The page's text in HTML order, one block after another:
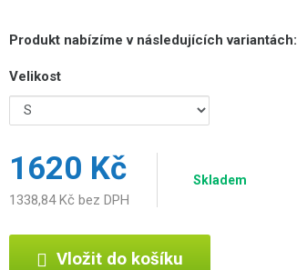
Produkt nabízíme v následujících variantách:
Velikost
1620 Kč
1338,84 Kč bez DPH
Skladem
Vložit do košíku